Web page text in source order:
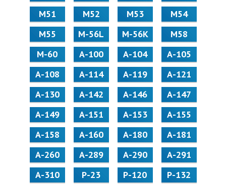
М51
М52 М53
М54
М55
M-56L M-56K
М58
M-60
А-100 А-104
А-105
А-108
А-114 А-119
А-121
А-130
А-142 А-146
А-147
А-149
А-151 А-153
А-155
А-158
А-160 А-180
А-181
А-260
А-289 А-290
А-291
А-310
Р-23 Р-120
Р-132